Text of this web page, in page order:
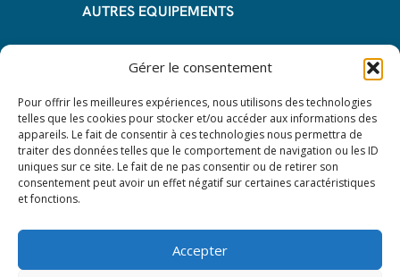
Gérer le consentement
Pour offrir les meilleures expériences, nous utilisons des technologies
telles que les cookies pour stocker et/ou accéder aux informations des
appareils. Le fait de consentir à ces technologies nous permettra de
traiter des données telles que le comportement de navigation ou les ID
uniques sur ce site. Le fait de ne pas consentir ou de retirer son
consentement peut avoir un effet négatif sur certaines caractéristiques
et fonctions.
Accepter
AUTRES EQUIPEMENTS
Informations
Questions fréquentes
Les avantages de la LOA
Les étapes du leasing de matériel
de restauration
Mentions Légales